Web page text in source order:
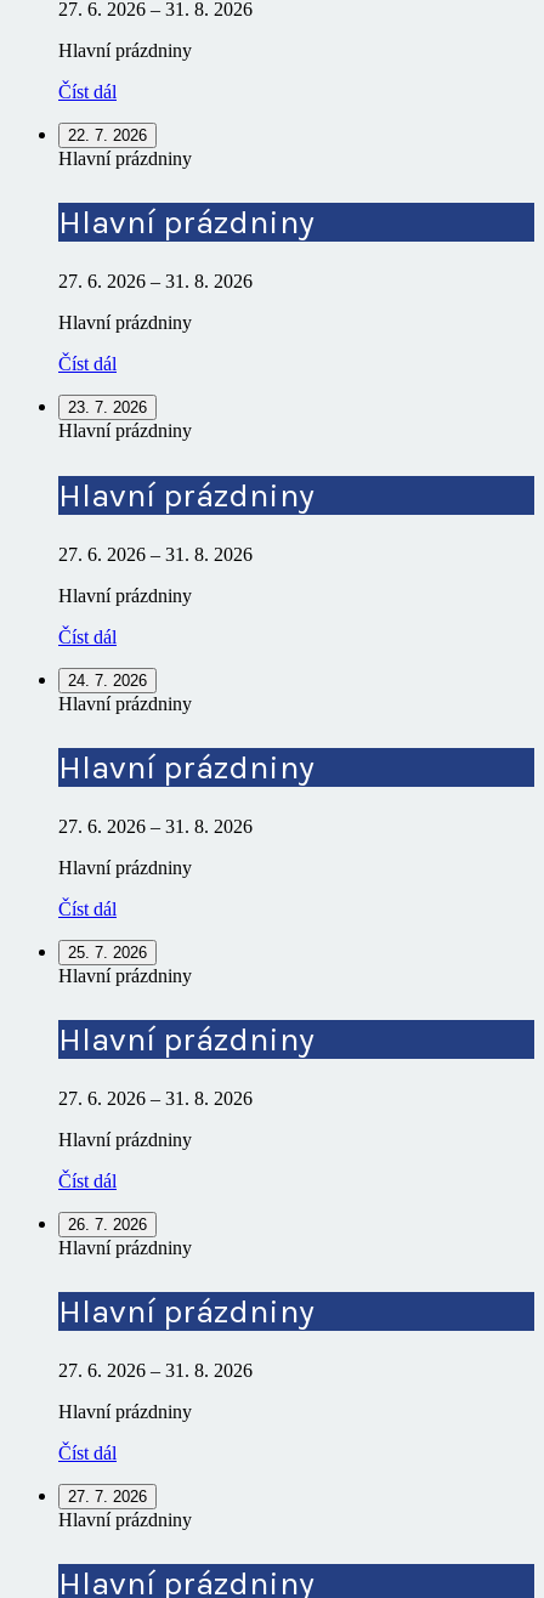
27. 6. 2026 – 31. 8. 2026
Hlavní prázdniny
Číst dál
22. 7. 2026
Hlavní prázdniny
Hlavní prázdniny
27. 6. 2026 – 31. 8. 2026
Hlavní prázdniny
Číst dál
23. 7. 2026
Hlavní prázdniny
Hlavní prázdniny
27. 6. 2026 – 31. 8. 2026
Hlavní prázdniny
Číst dál
24. 7. 2026
Hlavní prázdniny
Hlavní prázdniny
27. 6. 2026 – 31. 8. 2026
Hlavní prázdniny
Číst dál
25. 7. 2026
Hlavní prázdniny
Hlavní prázdniny
27. 6. 2026 – 31. 8. 2026
Hlavní prázdniny
Číst dál
26. 7. 2026
Hlavní prázdniny
Hlavní prázdniny
27. 6. 2026 – 31. 8. 2026
Hlavní prázdniny
Číst dál
27. 7. 2026
Hlavní prázdniny
Hlavní prázdniny